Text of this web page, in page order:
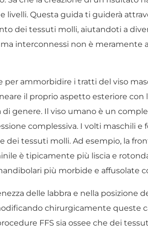
Questa guida ti guiderà
dei tessuti molli, aiutandoti a
interconnessi non è
ammorbidire i tratti del viso
il proprio aspetto esteriore
genere. Il viso umano è un
complessiva. I volti maschili
tessuti molli. Ad esempio, la
è tipicamente più liscia e
più morbide e affusolate
delle labbra e nella posizione
chirurgicamente
FFS sia ossee che dei